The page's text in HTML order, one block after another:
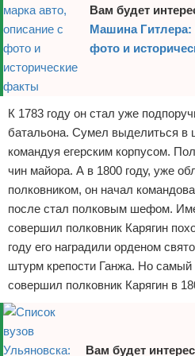
Вам будет
Машина Гитлера:
фото и
К 1783 году он стал уже
батальона. Сумел выделиться в
командуя егерским корпусом.
чин майора. А в 1800 году, уже
полковником, он начал
после стал полковым шефом.
совершил полковник Карягин
году его наградили орденом
штурм крепости Ганжа. Но самый
совершил полковник Карягин в
Вам будет